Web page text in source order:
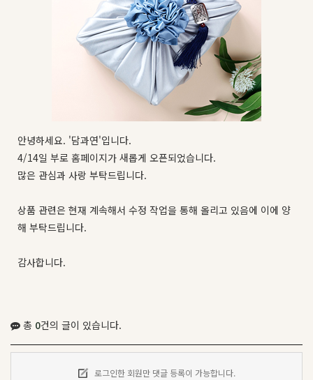
안녕하세요. '담과연'입니다.
4/14일 부로 홈페이지가 새롭게 오픈되었습니다.
많은 관심과 사랑 부탁드립니다.
상품 관련은 현재 계속해서 수정 작업을 통해 올리고 있음에 이에 양
해 부탁드립니다.
감사합니다.
총 0건의 글이 있습니다.
로그인한 회원만 댓글 등록이 가능합니다.